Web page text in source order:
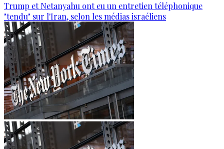
Trump et Netanyahu ont eu un entretien téléphonique
"tendu" sur l'Iran, selon les médias israéliens